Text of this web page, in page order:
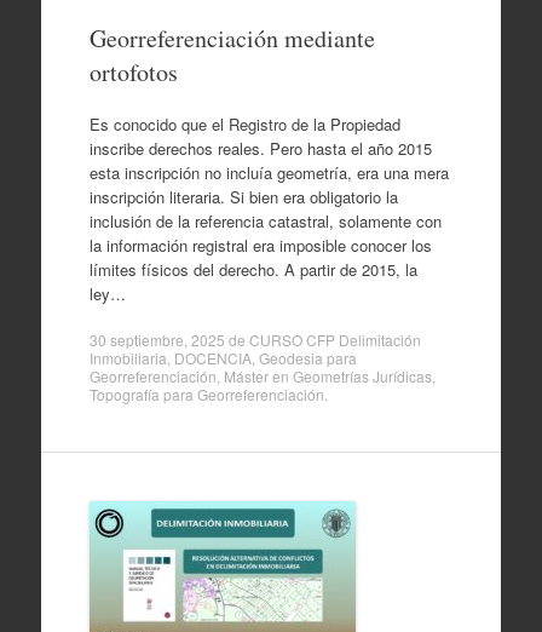
Georreferenciación mediante
ortofotos
Es conocido que el Registro de la Propiedad
inscribe derechos reales. Pero hasta el año 2015
esta inscripción no incluía geometría, era una mera
inscripción literaria. Si bien era obligatorio la
inclusión de la referencia catastral, solamente con
la información registral era imposible conocer los
límites físicos del derecho. A partir de 2015, la
ley…
30 septiembre, 2025 de CURSO CFP Delimitación
Inmobiliaria DOCENCIA, Geodesia para
Georreferenciación Máster en Geometrías Jurídicas,
Topografía para Georreferenciación